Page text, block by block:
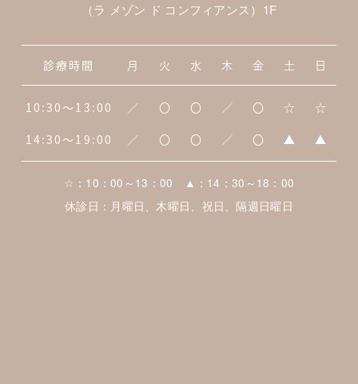
（ラ メゾン ド コンフィアンス）1F
診療時間 月 火 水 木 金 土 日
10:30～13:00 ／ 〇 〇 ／ 〇 ☆
☆
14:30～19:00
／ 〇 〇 ／ 〇 ▲ ▲
☆：10：00～13：00 ▲：14：30～18：00
休診日：月曜日、木曜日、祝日、隔週日曜日